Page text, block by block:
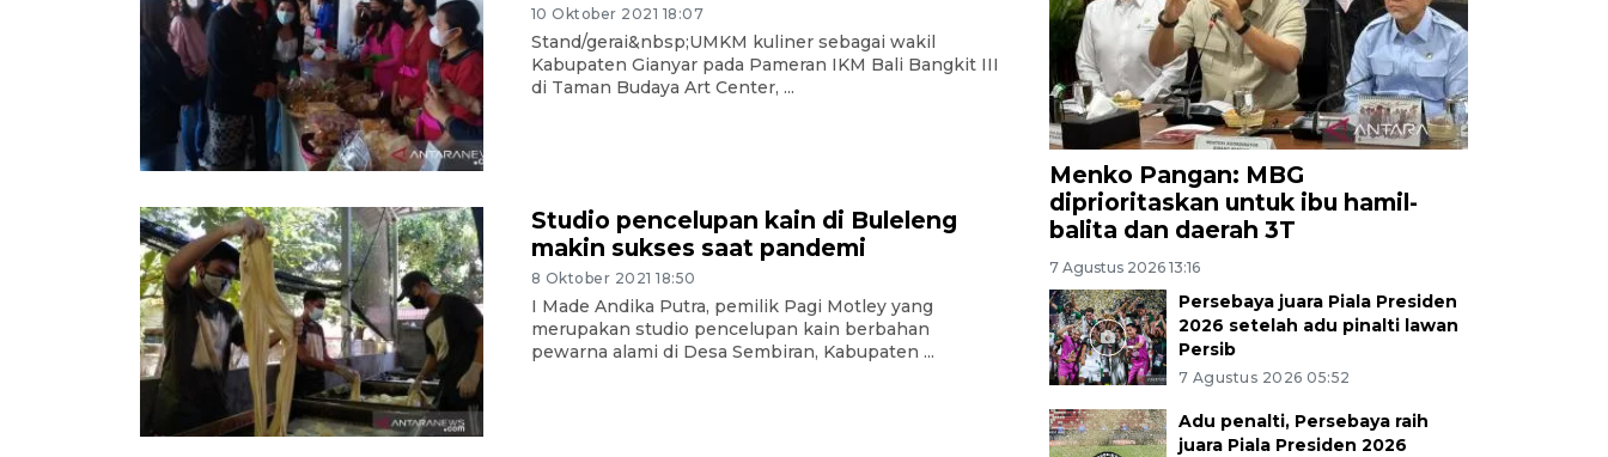
10 Oktober 2021 18:07
Stand/gerai&nbsp;UMKM kuliner sebagai wakil
Kabupaten Gianyar pada Pameran IKM Bali Bangkit III
di Taman Budaya Art Center, ...
Studio pencelupan kain di Buleleng
makin sukses saat pandemi
8 Oktober 2021 18:50
I Made Andika Putra, pemilik Pagi Motley yang
merupakan studio pencelupan kain berbahan
pewarna alami di Desa Sembiran, Kabupaten ...
Menko Pangan: MBG
diprioritaskan untuk ibu hamil-
balita dan daerah 3T
7 Agustus 2026 13:16
Persebaya juara Piala Presiden
2026 setelah adu pinalti lawan
Persib
7 Agustus 2026 05:52
Adu penalti, Persebaya raih
juara Piala Presiden 2026